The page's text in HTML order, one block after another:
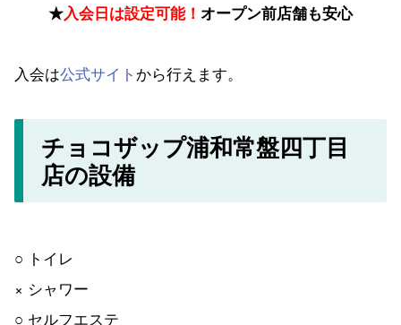
★入会日は設定可能！ オープン前店舗も安心
入会は公式サイト から行えます。
チョコザップ浦和常盤四丁目
店の設備
○ トイレ
× シャワー
○ セルフエステ